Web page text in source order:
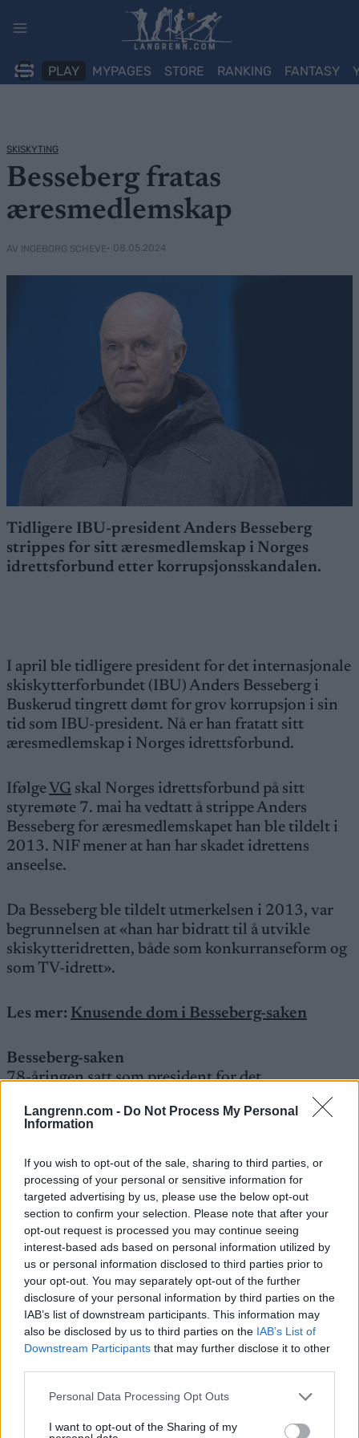
Langrenn.com - Do Not Process My Personal
Information
If you wish to opt-out of the sale, sharing to third parties, or
processing of your personal or sensitive information for
targeted advertising by us, please use the below opt-out
section to confirm your selection. Please note that after your
opt-out request is processed you may continue seeing
interest-based ads based on personal information utilized by
us or personal information disclosed to third parties prior to
your opt-out. You may separately opt-out of the further
disclosure of your personal information by third parties on the
IAB’s list of downstream participants. This information may
also be disclosed by us to third parties on the IAB’s List of
Downstream Participants that may further disclose it to other
Please note that this website/app uses one or more Google
not limited to your visit or usage behaviour. You may click to
Personal Data Processing Opt Outs
I want to opt-out of the Sharing of my
PLAY MYPAGES STORE RANKING FANTASY
SKISKYTING
Besseberg fratas
æresmedlemskap
AV INGEBORG SCHEVE• 08.05.2024
Tidligere IBU-president Anders Besseberg
strippes for sitt æresmedlemskap i Norges
idrettsforbund etter korrupsjonsskandalen.
I april ble tidligere president for det internasjonale
skiskytterforbundet (IBU) Anders Besseberg i
Buskerud tingrett dømt for grov korrupsjon i sin
tid som IBU-president. Nå er han fratatt sitt
æresmedlemskap i Norges idrettsforbund.
Ifølge VG skal Norges idrettsforbund på sitt
styremøte 7. mai ha vedtatt å strippe Anders
Besseberg for æresmedlemskapet han ble tildelt i
2013. NIF mener at han har skadet idrettens
anseelse.
Da Besseberg ble tildelt utmerkelsen i 2013, var
begrunnelsen at «han har bidratt til å utvikle
skiskytteridretten, både som konkurranseform og
som TV-idrett».
Les mer: Knusende dom i Besseberg-saken
Besseberg-saken
78-åringen satt som president for det
internasjonale skiskytterforbundet (IBU) fra 1922
til 2018. Korrupsjonsskandalen han ble dømt for
2018. Spesifikt gjelder det bestikkelser i form av
klokker, jaktopphold og jakttrofeer, prostituerte
samt en leasingbil som han disponerte fra 2011 til
2018 i Norge.
Besseberg ble dømt til fengsel i tre år og en måned
for grov korrupsjon. Han ble også dømt til å betale
1.41 millioner kroner for verdier han har mottatt.
Klokker og jakttrofeer er allerede inndratt i
forbindelse med etterforskningen. Han anket
dommen på stedet, og den er derfor ikke
rettskraftig.